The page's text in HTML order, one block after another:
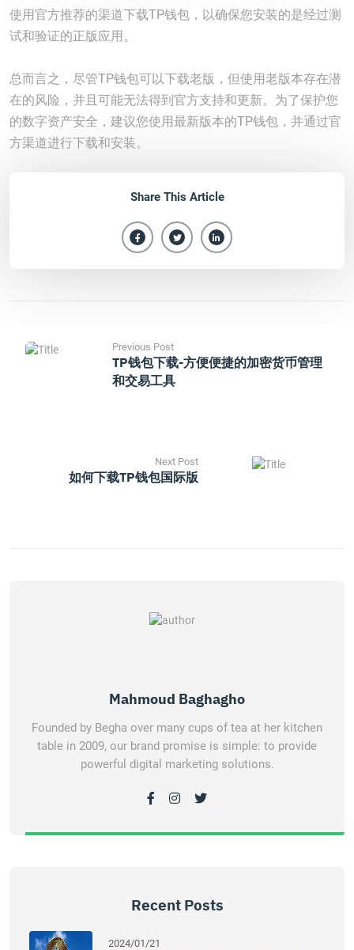
使用官方推荐的渠道下载TP钱包，以确保您安装的是经过测
试和验证的正版应用。
总而言之，尽管TP钱包可以下载老版，但使用老版本存在潜
在的风险，并且可能无法得到官方支持和更新。为了保护您
的数字资产安全，建议您使用最新版本的TP钱包，并通过官
方渠道进行下载和安装。
Share This Article
Previous Post
TP钱包下载-方便便捷的加密货币管理
和交易工具
Next Post
如何下载TP钱包国际版
Mahmoud Baghagho
Founded by Begha over many cups of tea at her kitchen
table in 2009, our brand promise is simple: to provide
powerful digital marketing solutions.
Recent Posts
2024/01/21